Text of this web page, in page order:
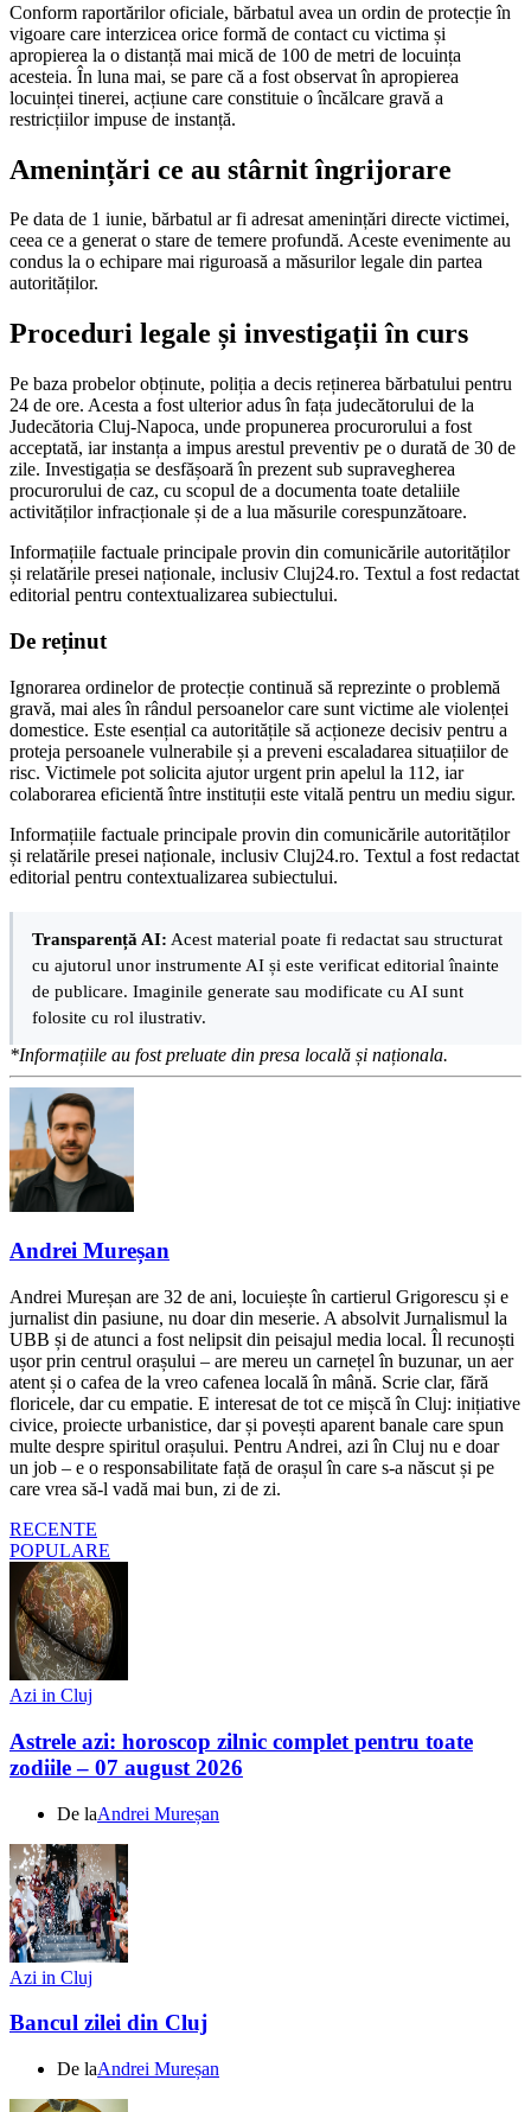
Conform raportărilor oficiale, bărbatul avea un ordin de protecție în
vigoare care interzicea orice formă de contact cu victima și
apropierea la o distanță mai mică de 100 de metri de locuința
acesteia. În luna mai, se pare că a fost observat în apropierea
locuinței tinerei, acțiune care constituie o încălcare gravă a
restricțiilor impuse de instanță.
Amenințări ce au stârnit îngrijorare
Pe data de 1 iunie, bărbatul ar fi adresat amenințări directe victimei,
ceea ce a generat o stare de temere profundă. Aceste evenimente au
condus la o echipare mai riguroasă a măsurilor legale din partea
autorităților.
Proceduri legale și investigații în curs
Pe baza probelor obținute, poliția a decis reținerea bărbatului pentru
24 de ore. Acesta a fost ulterior adus în fața judecătorului de la
Judecătoria Cluj-Napoca, unde propunerea procurorului a fost
acceptată, iar instanța a impus arestul preventiv pe o durată de 30 de
zile. Investigația se desfășoară în prezent sub supravegherea
procurorului de caz, cu scopul de a documenta toate detaliile
activităților infracționale și de a lua măsurile corespunzătoare.
Informațiile factuale principale provin din comunicările autorităților
și relatările presei naționale, inclusiv Cluj24.ro. Textul a fost redactat
editorial pentru contextualizarea subiectului.
De reținut
Ignorarea ordinelor de protecție continuă să reprezinte o problemă
gravă, mai ales în rândul persoanelor care sunt victime ale violenței
domestice. Este esențial ca autoritățile să acționeze decisiv pentru a
proteja persoanele vulnerabile și a preveni escaladarea situațiilor de
risc. Victimele pot solicita ajutor urgent prin apelul la 112, iar
colaborarea eficientă între instituții este vitală pentru un mediu sigur.
Informațiile factuale principale provin din comunicările autorităților
și relatările presei naționale, inclusiv Cluj24.ro. Textul a fost redactat
editorial pentru contextualizarea subiectului.
Transparență AI: Acest material poate fi redactat sau structurat
cu ajutorul unor instrumente AI și este verificat editorial înainte
de publicare. Imaginile generate sau modificate cu AI sunt
folosite cu rol ilustrativ.
*Informațiile au fost preluate din presa locală și naționala.
Andrei Mureșan
Andrei Mureșan are 32 de ani, locuiește în cartierul Grigorescu și e
jurnalist din pasiune, nu doar din meserie. A absolvit Jurnalismul la
UBB și de atunci a fost nelipsit din peisajul media local. Îl recunoști
ușor prin centrul orașului – are mereu un carnețel în buzunar, un aer
atent și o cafea de la vreo cafenea locală în mână. Scrie clar, fără
floricele, dar cu empatie. E interesat de tot ce mișcă în Cluj: inițiative
civice, proiecte urbanistice, dar și povești aparent banale care spun
multe despre spiritul orașului. Pentru Andrei, azi în Cluj nu e doar
un job – e o responsabilitate față de orașul în care s-a născut și pe
care vrea să-l vadă mai bun, zi de zi.
RECENTE
POPULARE
Azi in Cluj
Astrele azi: horoscop zilnic complet pentru toate
zodiile – 07 august 2026
De laAndrei Mureșan
Azi in Cluj
Bancul zilei din Cluj
De laAndrei Mureșan